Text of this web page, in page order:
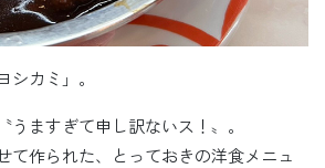
カミ」。
うますぎて申し訳ないス！〟。
て作られた、とっておきの洋食メニュ